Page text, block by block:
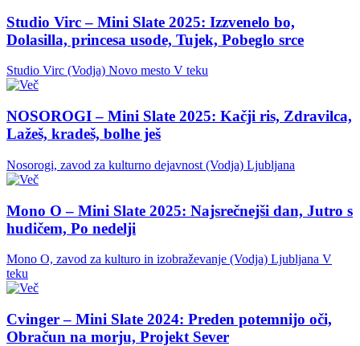
Studio Virc – Mini Slate 2025: Izzvenelo bo,
Dolasilla, princesa usode, Tujek, Pobeglo srce
Studio Virc (Vodja) Novo mesto V teku
NOSOROGI – Mini Slate 2025: Kačji ris, Zdravilca,
Lažeš, kradeš, bolhe ješ
Nosorogi, zavod za kulturno dejavnost (Vodja) Ljubljana
Mono O – Mini Slate 2025: Najsrečnejši dan, Jutro s
hudičem, Po nedelji
Mono O, zavod za kulturo in izobraževanje (Vodja) Ljubljana V
teku
Cvinger – Mini Slate 2024: Preden potemnijo oči,
Obračun na morju, Projekt Sever